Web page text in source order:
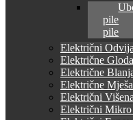
pile
pile
Električni
Električne
Električne
Električne
Električni
Električni Mikro